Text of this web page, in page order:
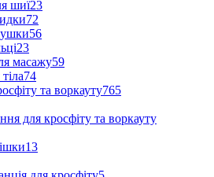
шиї23
72
56
23
масажу59
74
та воркауту765
для кросфіту та воркауту
13